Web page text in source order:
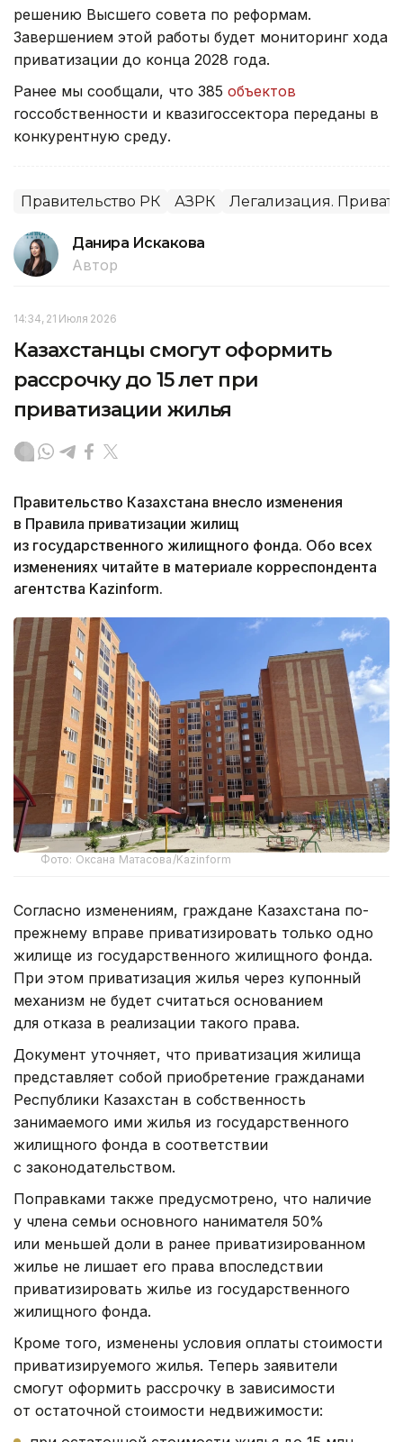
решению Высшего совета по реформам.
Завершением этой работы будет мониторинг хода
приватизации до конца 2028 года.
Ранее мы сообщали, что 385 объектов
госсобственности и квазигосcектора переданы в
конкурентную среду.
Правительство РК АЗРК Легализация.
Данира Искакова
Автор
14:34, 21 Июля 2026
Казахстанцы смогут оформить
рассрочку до 15 лет при
приватизации жилья
Правительство Казахстана внесло изменения
в Правила приватизации жилищ
из государственного жилищного фонда. Обо всех
изменениях читайте в материале корреспондента
агентства Kazinform.
Фото: Оксана Матасова/Kazinform
Согласно изменениям, граждане Казахстана по-
прежнему вправе приватизировать только одно
жилище из государственного жилищного фонда.
При этом приватизация жилья через купонный
механизм не будет считаться основанием
для отказа в реализации такого права.
Документ уточняет, что приватизация жилища
представляет собой приобретение гражданами
Республики Казахстан в собственность
занимаемого ими жилья из государственного
жилищного фонда в соответствии
с законодательством.
Поправками также предусмотрено, что наличие
у члена семьи основного нанимателя 50%
или меньшей доли в ранее приватизированном
жилье не лишает его права впоследствии
приватизировать жилье из государственного
жилищного фонда.
Кроме того, изменены условия оплаты стоимости
приватизируемого жилья. Теперь заявители
смогут оформить рассрочку в зависимости
от остаточной стоимости недвижимости: